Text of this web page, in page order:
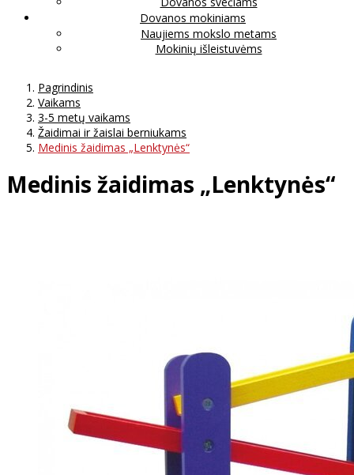
Dovanos mokiniams
Naujiems mokslo metams
Mokinių išleistuvėms
Pagrindinis
Vaikams
3-5 metų vaikams
Žaidimai ir žaislai berniukams
Medinis žaidimas „Lenktynės“
Medinis žaidimas „Lenktynės“